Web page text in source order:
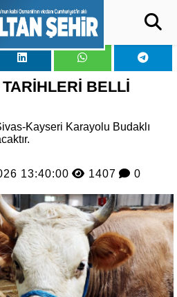
BELLİ
Kayseri Karayolu Budaklı
13:40:00 1407 0